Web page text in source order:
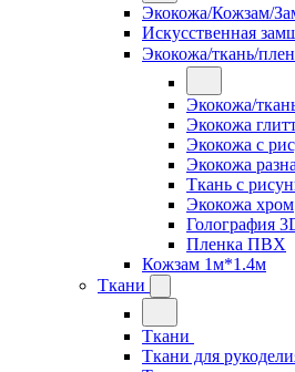
Экокожа/Кожзам/
Искусственная
Экокожа/ткань/
Экокожа/
Экокожа
Экокожа с
Экокожа
Ткань с
Экокожа хром
Голография
Пленка ПВХ
Кожзам 1м*1.4м
Ткани
Ткани
Ткани для